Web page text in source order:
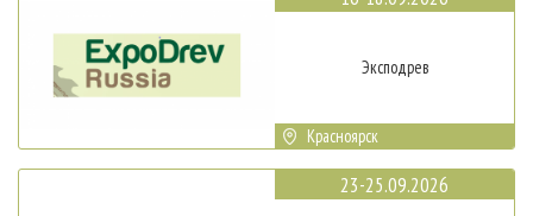
Эксподрев
Красноярск
23-25.09.2026